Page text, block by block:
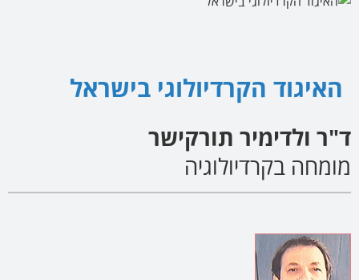
האיגוד הקרדיולוגי בישראל
ד"ר ולדימיר תורקישר
מומחה בקרדיולוגיה